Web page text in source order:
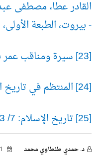
القادر عطا، مصطفى
- بيروت، الطبعة الأولى، 1412هـ - 1992م.
[23] سيرة ومناقب عمر بن عبد العزيز، ص76.
[24] المنتظم في تاريخ الأمم والملوك: 7/34.
[25] تاريخ الإسلام: 7/ 203.
د. حمدي طنطاوي محمد